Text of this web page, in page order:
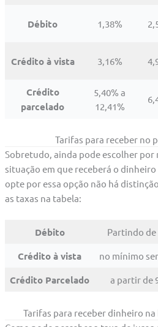
Débito 1,38%
Crédito à vista 3,16%
Crédito
parcelado
5,40% a
12,41%
Tarifas para receber no
Sobretudo, ainda pode escolher por
situação em que receberá o
opte por essa opção não há
as taxas na tabela:
Débito Partindo de
Crédito à vista no mínimo
Crédito Parcelado a partir de
Tarifas para receber dinheiro na